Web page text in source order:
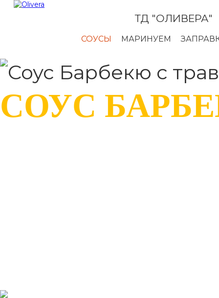
ТД "ОЛИВЕРА"
СОУСЫ МАРИНУЕМ
СОУС